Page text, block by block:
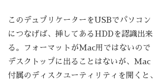
このデュプリケーターをUSBでパソコン
につなげば、挿してあるHDDを認識出来
る。フォーマットがMac用ではないので
デスクトップに出ることはないが、Mac
付属のディスクユーティリティを開くと、